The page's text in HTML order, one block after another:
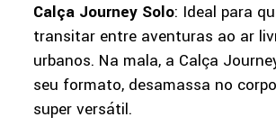
Calça Journey Solo: Ideal para
transitar entre aventuras ao ar
urbanos. Na mala, a Calça
seu formato, desamassa no
super versátil.